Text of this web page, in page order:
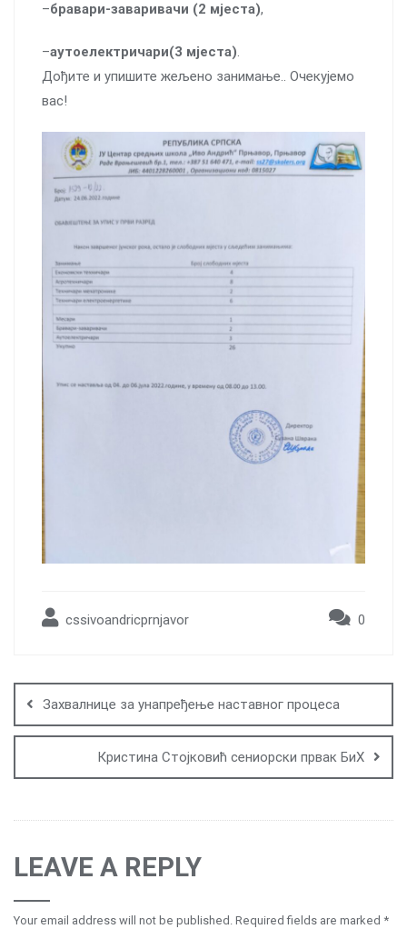
–бравари-заваривачи (2 мјеста),
–аутоелектричари(3 мјеста).
Дођите и упишите жељено занимање.. Очекујемо
вас!
cssivoandricprnjavor 0
navigation
Захвалнице за унапређење наставног процеса
Кристина Стојковић сениорски првак БиХ
LEAVE A REPLY
Your email address will not be published. Required fields are marked *